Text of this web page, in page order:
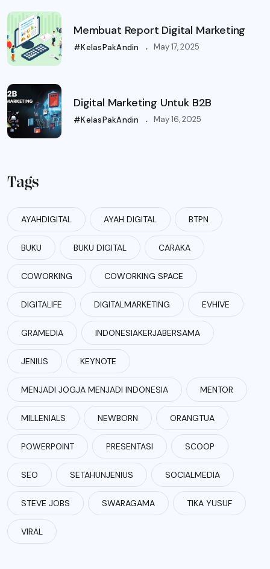
Membuat Report Digital Marketing
#KelasPakAndin . May 17, 2025
Digital Marketing Untuk B2B
#KelasPakAndin . May 16, 2025
Tags
AYAHDIGITAL AYAH DIGITAL BTPN
BUKU BUKU DIGITAL CARAKA
COWORKING COWORKING SPACE
DIGITALIFE DIGITALMARKETING EVHIVE
GRAMEDIA INDONESIAKERJABERSAMA
JENIUS KEYNOTE
MENJADI JOGJA MENJADI INDONESIA MENTOR
MILLENIALS NEWBORN ORANGTUA
POWERPOINT PRESENTASI SCOOP
SEO SETAHUNJENIUS SOCIALMEDIA
STEVE JOBS SWARAGAMA TIKA YUSUF
VIRAL